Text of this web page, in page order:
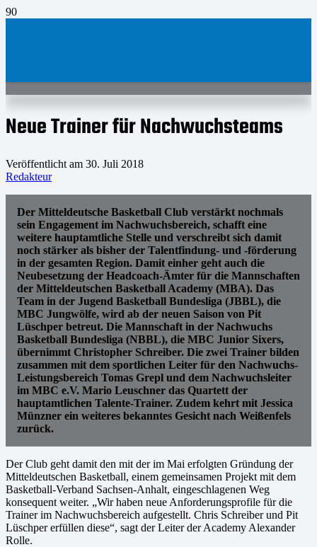
Neue Trainer für Nachwuchsteams
Veröffentlicht am 30. Juli 2018
Redakteur
Der Mitteldeutsche Basketball Club verstärkt nochmals
sein Engagement im Nachwuchsbereich, schafft eine
weitere hauptamtliche Stelle und verschreibt sich damit
noch stärker als bisher der Talentfindung- und -förderung
in der gesamten Region. Damit einher geht auch die
Neubesetzung der Headcoach-Ämter für die Mannschaften
der Mitteldeutschen Basketball Academy (MBA). Das
Team in der Jugend Basketball Bundesliga (JBBL), die
MBC Jungwölfe, wird ab der neuen Saison von Pit
Lüschper betreut. Die Mannschaft in der Nachwuchs
Basketball Bundesliga (NBBL), die MBC Junior Sixers,
übernimmt Christopher Schreiber. Die zwei Trainer bilden
zusammen mit dem sportlichen Leiter für den Nachwuchs-
Leistungsbereich Tomas Grepl und dem Nachwuchsleiter
im MBC e.V. Mario Leuschner das Quartett der
hauptamtlichen Talente-Trainer. Zudem kehrt mit Jessica
Münzner ein weiteres bekanntes Gesicht nach Weißenfels
zurück.
Der Club geht damit den mit der im Mai erfolgten Gründung der
Mitteldeutschen Basketball, einem gemeinsamen Projekt mit dem
Basketball-Verband Sachsen-Anhalt, eingeschlagenen Weg
konsequent weiter. „Wir haben neue Anforderungsprofile für die
Trainer im Nachwuchsbereich aufgestellt. Chris Schreiber und Pit
Lüschper erfüllen diese“, sagt der Leiter der Academy Alexander
Rolle.